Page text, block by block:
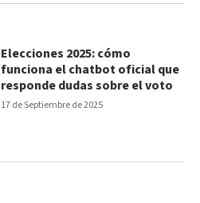
17 de Septiembre de 2025
Elecciones 2025: cómo
funciona el chatbot oficial que
responde dudas sobre el voto